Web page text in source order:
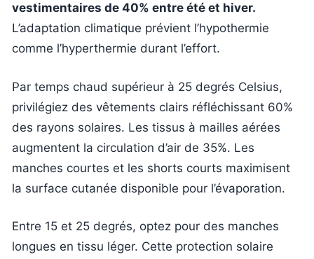
vestimentaires de 40% entre été et hiver.
L’adaptation climatique prévient l’hypothermie
comme l’hyperthermie durant l’effort.
Par temps chaud supérieur à 25 degrés Celsius,
privilégiez des vêtements clairs réfléchissant 60%
des rayons solaires. Les tissus à mailles aérées
augmentent la circulation d’air de 35%. Les
manches courtes et les shorts courts maximisent
la surface cutanée disponible pour l’évaporation.
Entre 15 et 25 degrés, optez pour des manches
longues en tissu léger. Cette protection solaire